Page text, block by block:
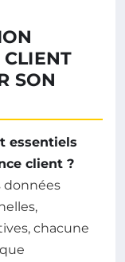
SON
essentiels
client ?
données
chacune